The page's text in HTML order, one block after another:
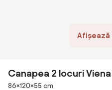
Canapea 2 locuri
Dimensiuni
86×120×55 cm